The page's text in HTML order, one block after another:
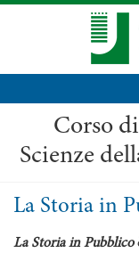
Corso
Scienze
La Storia in
La Storia in Pubblico